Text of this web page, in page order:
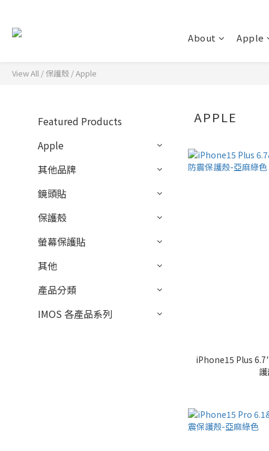
About Apple
View All /保護殼 /Apple
Featured Products
Apple
其他品牌
鏡頭貼
保護殼
螢幕保護貼
其他
產品分類
IMOS 各產品系列
APPLE
iPhone15 Plus 6.7" TREND BOOST 軍規防震保